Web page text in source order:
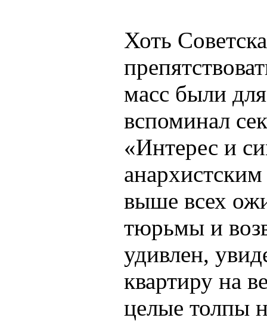
Хоть
масс были
вспоминал
«Интерес и
выше всех
тюрьмы и
удивлен,
квартиру на
целые толпы